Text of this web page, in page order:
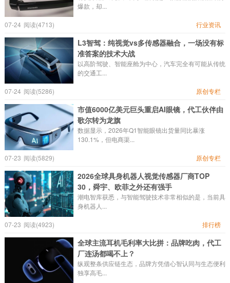
爆款，却...
07-24 阅读(4713) 行业资讯
L3智驾：纯视觉vs多传感器融合，一场没有标
准答案的技术大战
以高阶驾驶、智能座舱为中心，汽车完全有可能从传统
的交通工...
07-24 阅读(5286) 原创专栏
市值6000亿美元巨头重启AI眼镜，代工伙伴由
歌尔转为龙旗
数据显示，2026年Q1智能眼镜出货量同比暴涨
130.1%，但电商渠...
07-23 阅读(5829) 原创专栏
2026全球具身机器人视觉传感器厂商TOP
30，舜宇、欧菲之外还有强手
潮电智库获悉，与智能驾驶技术非常相似的是，当前具
身机器人...
07-23 阅读(4923) 排行榜
全球主流耳机毛利率大比拼：品牌吃肉，代工
厂连汤都喝不上？
纵观整条供应链生态，品牌方凭借心智认同与生态便利
独享高毛...